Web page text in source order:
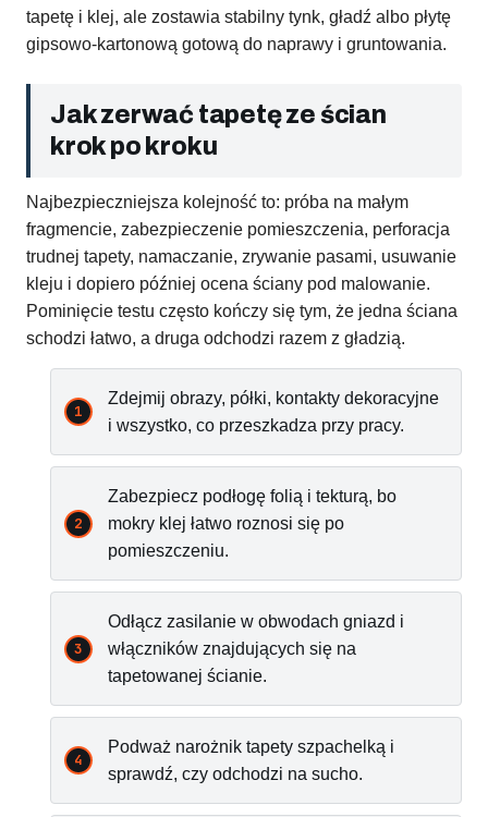
tapetę i klej, ale zostawia stabilny tynk, gładź albo płytę
gipsowo-kartonową gotową do naprawy i gruntowania.
Jak zerwać tapetę ze ścian
krok po kroku
Najbezpieczniejsza kolejność to: próba na małym
fragmencie, zabezpieczenie pomieszczenia, perforacja
trudnej tapety, namaczanie, zrywanie pasami, usuwanie
kleju i dopiero później ocena ściany pod malowanie.
Pominięcie testu często kończy się tym, że jedna ściana
schodzi łatwo, a druga odchodzi razem z gładzią.
Zdejmij obrazy, półki, kontakty dekoracyjne
i wszystko, co przeszkadza przy pracy.
Zabezpiecz podłogę folią i tekturą, bo
mokry klej łatwo roznosi się po
pomieszczeniu.
Odłącz zasilanie w obwodach gniazd i
włączników znajdujących się na
tapetowanej ścianie.
Podważ narożnik tapety szpachelką i
sprawdź, czy odchodzi na sucho.